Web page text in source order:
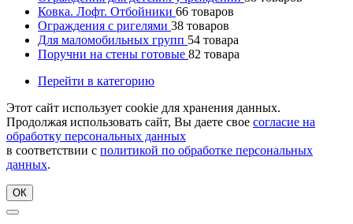
Ковка. Лофт. Отбойники 66 товаров
Ограждения с ригелями 38 товаров
Для маломобильных групп 54 товара
Поручни на стены готовые 82 товара
Перейти в категорию
Этот сайт использует cookie для хранения данных.
Продолжая использовать сайт, Вы даете свое согласие на
обработку персональных данных
в соответствии с политикой по обработке персональных
данных.
ОК